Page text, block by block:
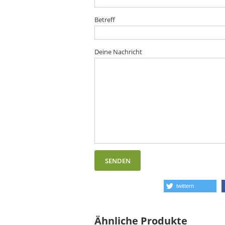
Betreff
Deine Nachricht
twittern
Ähnliche Produkte